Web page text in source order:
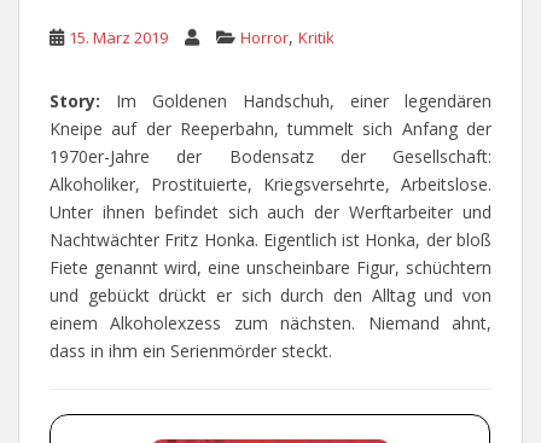
15. März 2019 Horror, Kritik
Story: Im Goldenen Handschuh, einer legendären
Kneipe auf der Reeperbahn, tummelt sich Anfang der
1970er-Jahre der Bodensatz der Gesellschaft:
Alkoholiker, Prostituierte, Kriegsversehrte, Arbeitslose.
Unter ihnen befindet sich auch der Werftarbeiter und
Nachtwächter Fritz Honka. Eigentlich ist Honka, der bloß
Fiete genannt wird, eine unscheinbare Figur, schüchtern
und gebückt drückt er sich durch den Alltag und von
einem Alkoholexzess zum nächsten. Niemand ahnt,
dass in ihm ein Serienmörder steckt.